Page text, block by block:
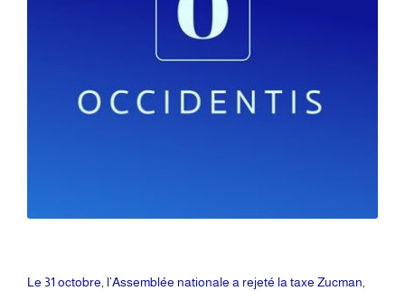
Le 31 octobre, l’Assemblée nationale a rejeté la taxe Zucman,